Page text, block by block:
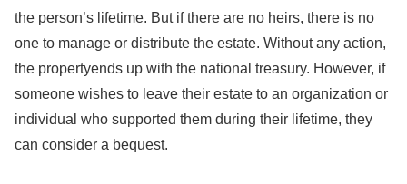
the person’s lifetime. But if there are no heirs, there is no
one to manage or distribute the estate. Without any action,
the propertyends up with the national treasury. However, if
someone wishes to leave their estate to an organization or
individual who supported them during their lifetime, they
can consider a bequest.